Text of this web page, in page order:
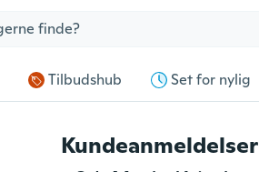
Tilbudshub Set for nylig
Kundeanmeldelser